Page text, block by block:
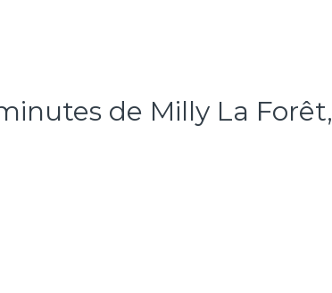
de Milly La Forêt,